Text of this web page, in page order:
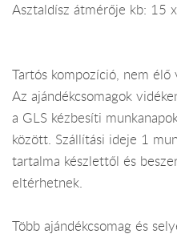
Asztaldísz átmérője kb: 15
Tartós kompozíció, nem élő
Az ajándékcsomagok
a GLS kézbesíti
között. Szállítási ideje 1
tartalma készlettől és
eltérhetnek.
Több ajándékcsomag és